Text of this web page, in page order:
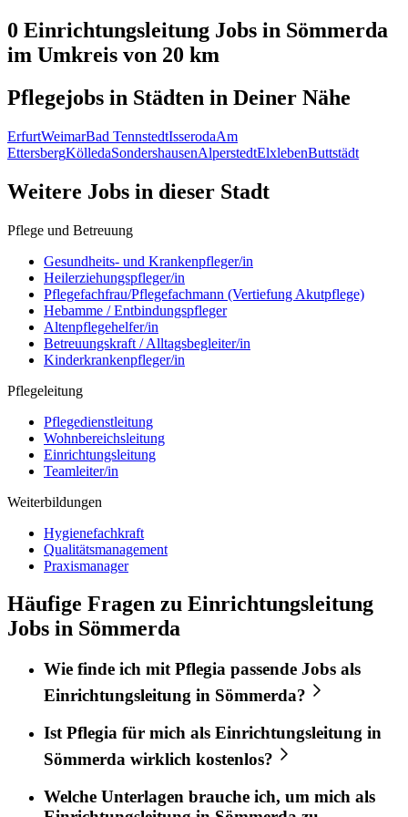
0 Einrichtungsleitung Jobs in Sömmerda
im Umkreis von 20 km
Pflegejobs in Städten in Deiner Nähe
ErfurtWeimarBad TennstedtIsserodaAm
EttersbergKölledaSondershausenAlperstedtElxlebenButtstädt
Weitere Jobs in dieser Stadt
Pflege und Betreuung
Gesundheits- und Krankenpfleger/in
Heilerziehungspfleger/in
Pflegefachfrau/Pflegefachmann (Vertiefung Akutpflege)
Hebamme / Entbindungspfleger
Altenpflegehelfer/in
Betreuungskraft / Alltagsbegleiter/in
Kinderkrankenpfleger/in
Pflegeleitung
Pflegedienstleitung
Wohnbereichsleitung
Einrichtungsleitung
Teamleiter/in
Weiterbildungen
Hygienefachkraft
Qualitätsmanagement
Praxismanager
Häufige Fragen zu Einrichtungsleitung
Jobs in Sömmerda
Wie finde ich mitPflegia passende Jobs als
Einrichtungsleitung in Sömmerda?
Ist Pflegia für mich als Einrichtungsleitung in
Sömmerda wirklich kostenlos?
Welche Unterlagen brauche ich, um mich als